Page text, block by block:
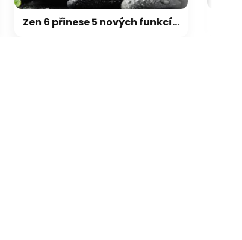
Zen 6 přinese 5 nových funkcí pro vyšší stabilitu výkonu, nejen herního